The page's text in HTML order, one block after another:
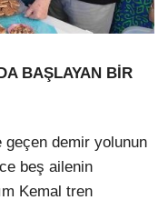
BAŞLAYAN BİR
geçen demir yolunun
beş ailenin
Kemal tren